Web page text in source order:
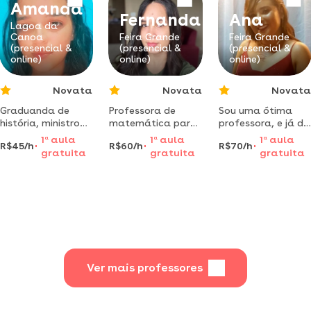
Amanda
Lagoa da
Canoa
(presencial &
online)
Novata
Graduanda de
história, ministro
aulas de reforço
fundamental i e ii
oi, meu nome é
R$45/h
1 aaula
gratuita
Fernanda
Feira Grande
(presencial &
online)
Novata
Professora de
matemática para
todos os níveis da
educação básica.
aulas adaptadas
R$60/h
1 a aula
gratuita
Ana
Feira Grande
(presencial &
online)
Novata
Sou uma ótima
professora, e já dei
aula de reforço
para alunos do 2°,
3° e 4° ano
R$70/h
1 aaula
gratuita
Ver mais professores